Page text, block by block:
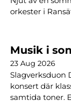
orkester i
Musik i
23 Aug 2026
Slagverksduon
konsert där
samtida toner.